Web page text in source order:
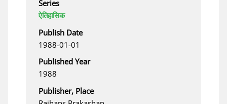
Series
ऐतिहासिक
Publish Date
1988-01-01
Published Year
1988
Publisher, Place